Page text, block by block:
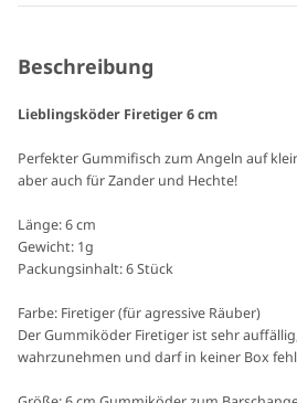
Beschreibung
Lieblingsköder Firetiger 6 cm
Perfekter Gummifisch zum Angeln auf
aber auch für Zander und Hechte!
Länge: 6 cm
Gewicht: 1g
Packungsinhalt: 6 Stück
Farbe: Firetiger (für agressive Räuber)
Der Gummiköder Firetiger ist sehr
wahrzunehmen und darf in keiner Box